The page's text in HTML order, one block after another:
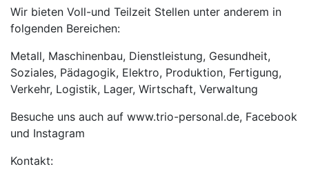
Wir bieten Voll-und Teilzeit Stellen unter anderem in
folgenden Bereichen:
Metall, Maschinenbau, Dienstleistung, Gesundheit,
Soziales, Pädagogik, Elektro, Produktion, Fertigung,
Verkehr, Logistik, Lager, Wirtschaft, Verwaltung
Besuche uns auch auf www.trio-personal.de, Facebook
und Instagram
Kontakt: